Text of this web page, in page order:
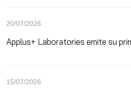
20/07/2026
Applus+ Laboratories emite su
15/07/2026